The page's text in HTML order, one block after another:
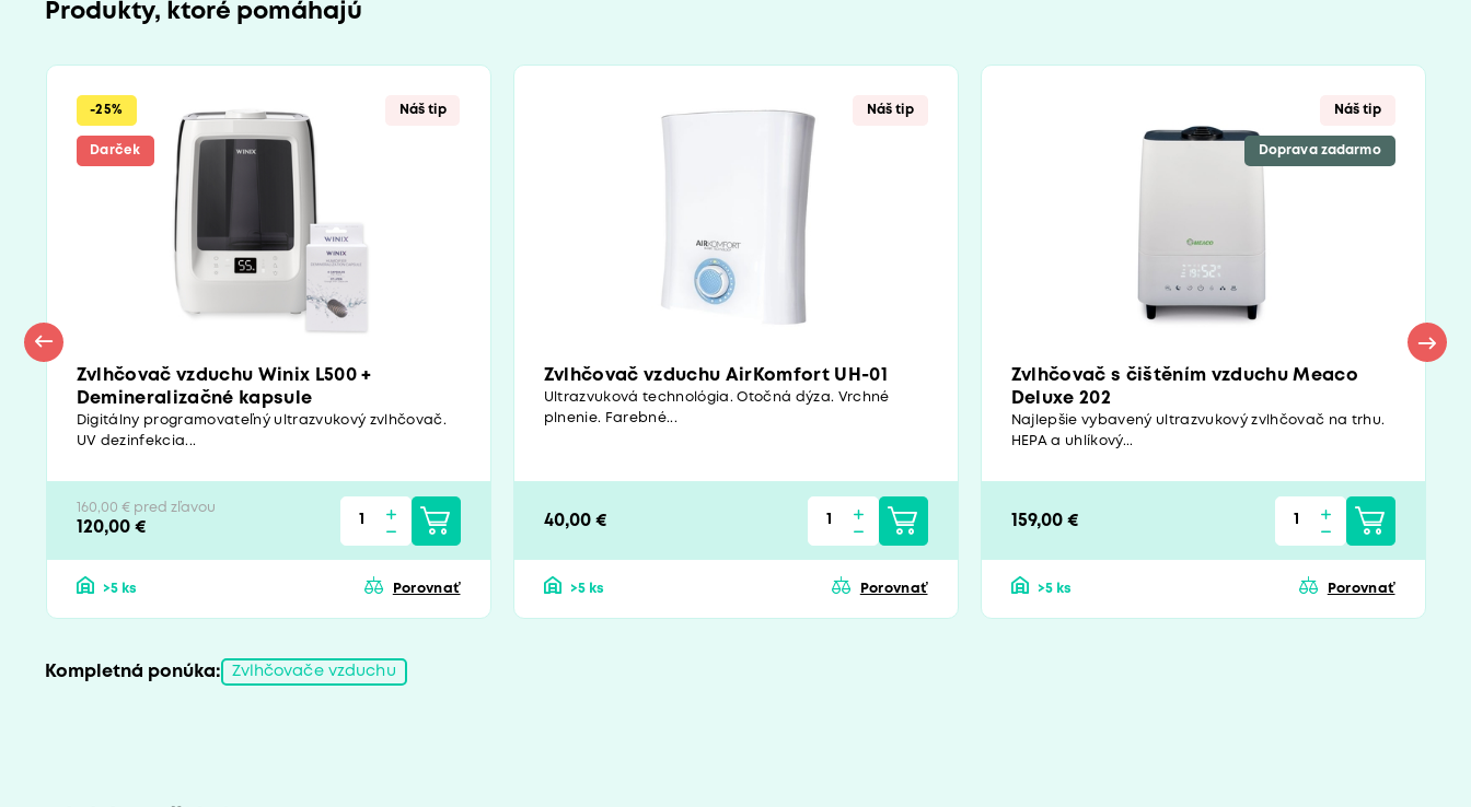
Produkty, ktoré pomáhajú
Darček
-25% Náš tip
Zvlhčovač vzduchu Winix L500 +
Demineralizačné kapsule
Digitálny programovateľný ultrazvukový zvlhčovač.
UV dezinfekcia...
160,00 € pred zľavou
120,00 €
>5 ks Porovnať
Náš tip
Zvlhčovač vzduchu AirKomfort UH-01
Ultrazvuková technológia. Otočná dýza. Vrchné
plnenie. Farebné...
40,00 €
>5 ks Porovnať
Náš tip
Doprava zadarmo
Zvlhčovač s čištěním vzduchu Meaco
Deluxe 202
Najlepšie vybavený ultrazvukový zvlhčovač na trhu.
HEPA a uhlíkový...
159,00 €
>5 ks Porovnať
Kompletná ponúka: Zvlhčovače vzduchu